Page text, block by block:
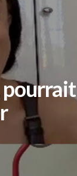
pourrait